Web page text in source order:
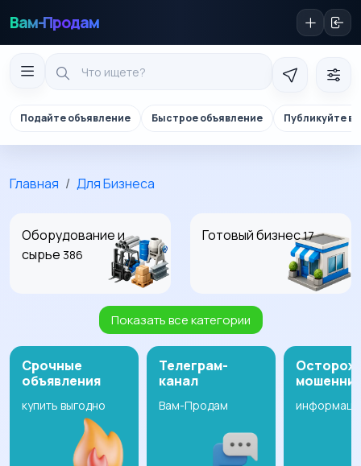
Вам-Продам
Подайте объявление Быстрое объявление Публикуйте в
Главная Для Бизнеса
Оборудование и
сырье 386
Готовый бизнес17
Партнерство и
сотрудничество12
Показать все категории
Срочные
объявления
купить выгодно
Телеграм-
канал
Вам-Продам